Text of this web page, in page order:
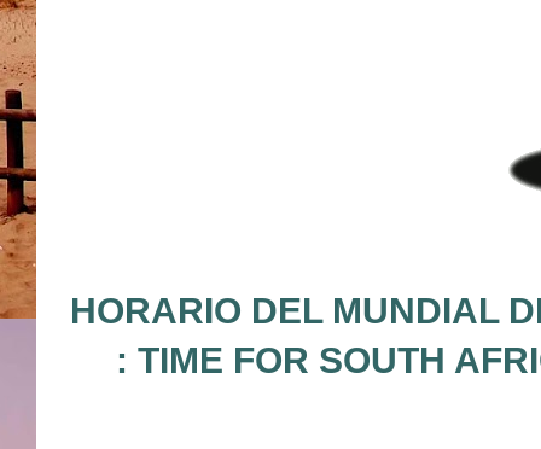
HORARIO DEL MUNDIAL
: TIME FOR SOUTH